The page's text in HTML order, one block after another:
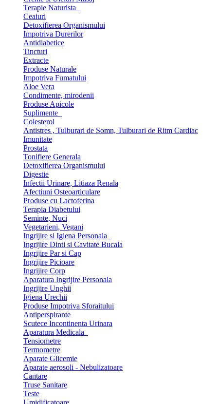
Terapie Naturista
Ceaiuri
Detoxifierea Organismului
Impotriva Durerilor
Antidiabetice
Tincturi
Extracte
Produse Naturale
Impotriva Fumatului
Aloe Vera
Condimente, mirodenii
Produse Apicole
Suplimente
Colesterol
Antistres , Tulburari de Somn, Tulburari de Ritm Cardiac
Imunitate
Prostata
Tonifiere Generala
Detoxifierea Organismului
Digestie
Infectii Urinare, Litiaza Renala
Afectiuni Osteoarticulare
Produse cu Lactoferina
Terapia Diabetului
Seminte, Nuci
Vegetarieni, Vegani
Ingrijire si Igiena Personala
Ingrijire Dinti si Cavitate Bucala
Ingrijire Par si Cap
Ingrijire Picioare
Ingrijire Corp
Aparatura Ingrijire Personala
Ingrijire Unghii
Igiena Urechii
Produse Impotriva Sforaitului
Antiperspirante
Scutece Incontinenta Urinara
Aparatura Medicala
Tensiometre
Termometre
Aparate Glicemie
Aparate aerosoli - Nebulizatoare
Cantare
Truse Sanitare
Teste
Umidificatoare